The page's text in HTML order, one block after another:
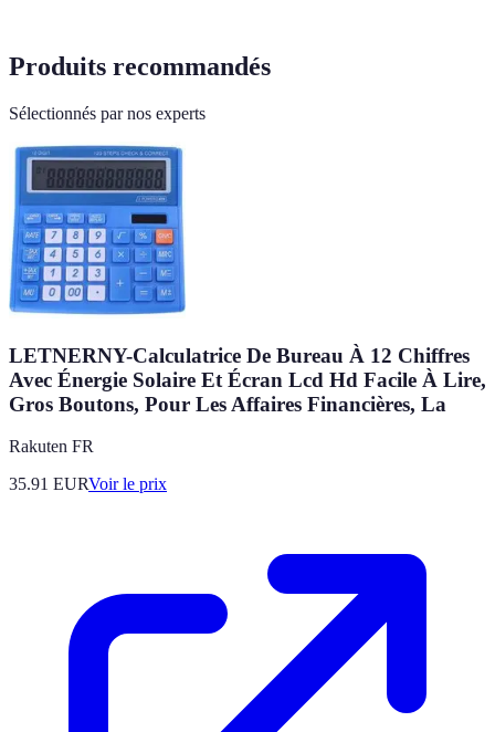
Produits recommandés
Sélectionnés par nos experts
LETNERNY-Calculatrice De Bureau À 12 Chiffres
Avec Énergie Solaire Et Écran Lcd Hd Facile À Lire,
Gros Boutons, Pour Les Affaires Financières, La
Rakuten FR
35.91 EURVoir le prix